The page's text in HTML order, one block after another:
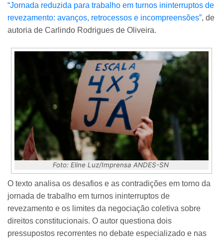
“Jornada reduzida para trabalho em turnos ininterruptos de
revezamento: avanços, retrocessos e incompreensões”, de
autoria de Carlindo Rodrigues de Oliveira.
Foto: Eline Luz/Imprensa ANDES-SN
O texto analisa os desafios e as contradições em torno da
jornada de trabalho em turnos ininterruptos de
revezamento e os limites da negociação coletiva sobre
direitos constitucionais. O autor questiona dois
pressupostos recorrentes no debate especializado e nas